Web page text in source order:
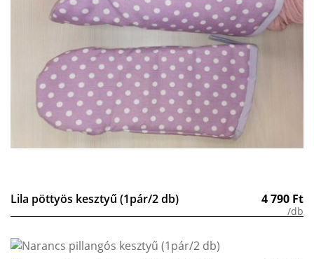
Lila pöttyös kesztyű (1pár/2 db) 4 790 Ft
/db